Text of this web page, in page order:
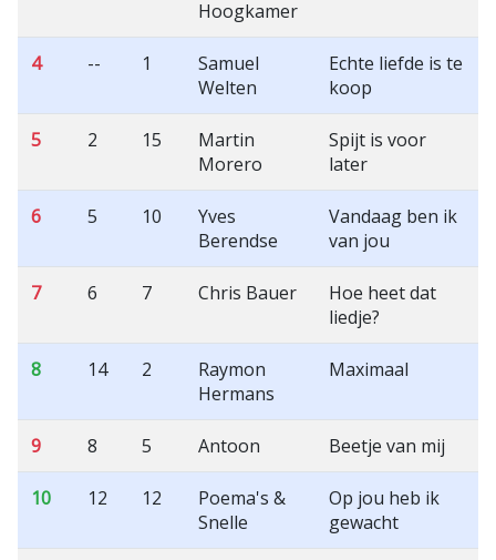
Hoogkamer
4 -- 1
Samuel
Welten
Echte liefde is te
koop
5 2 15
Martin
Morero
Spijt is voor
later
6 5 10
Yves
Berendse
Vandaag ben ik
van jou
7 6 7 Chris Bauer
Hoe heet dat
liedje?
8 14 2
Raymon
Hermans
Maximaal
9 8 5 Antoon Beetje van mij
10 12 12
Poema's &
Snelle
Op jou heb ik
gewacht